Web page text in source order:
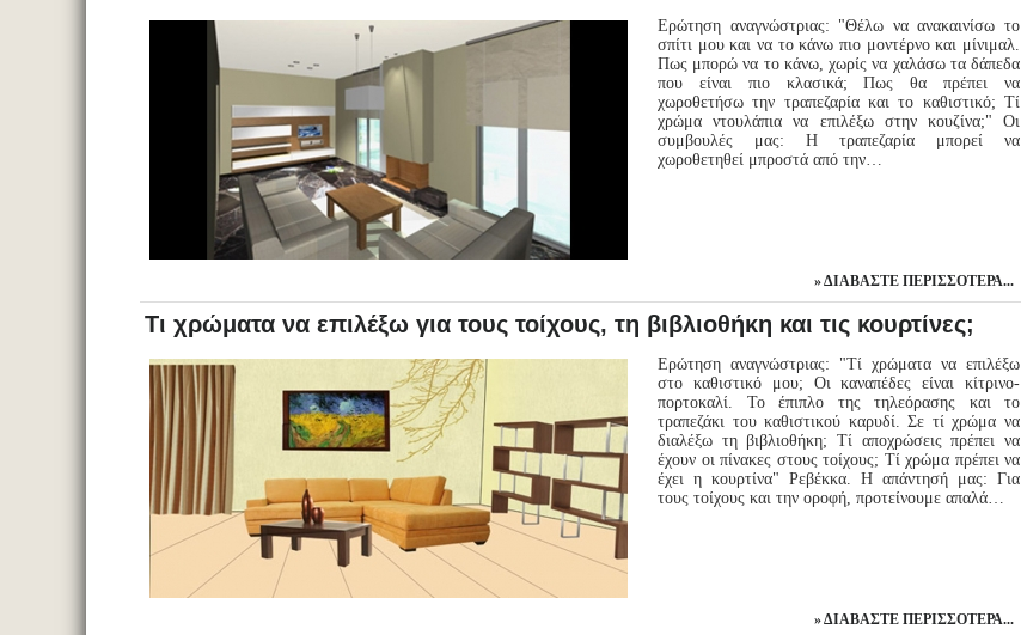
Ερώτηση αναγνώστριας: "Θέλω να ανακαινίσω το
σπίτι μου και να το κάνω πιο μοντέρνο και μίνιμαλ.
Πως μπορώ να το κάνω, χωρίς να χαλάσω τα δάπεδα
που είναι πιο κλασικά; Πως θα πρέπει να
χωροθετήσω την τραπεζαρία και το καθιστικό; Τί
χρώμα ντουλάπια να επιλέξω στην κουζίνα;" Οι
συμβουλές μας: Η τραπεζαρία μπορεί να
χωροθετηθεί μπροστά από την…
ΔΙΑΒΆΣΤΕ ΠΕΡΙΣΣΌΤΕΡΑ...
Τι χρώματα να επιλέξω για τους τοίχους, τη βιβλιοθήκη και τις κουρτίνες;
Ερώτηση αναγνώστριας: "Τί χρώματα να επιλέξω
στο καθιστικό μου; Οι καναπέδες είναι κίτρινο-
πορτοκαλί. Το έπιπλο της τηλεόρασης και το
τραπεζάκι του καθιστικού καρυδί. Σε τί χρώμα να
διαλέξω τη βιβλιοθήκη; Τί αποχρώσεις πρέπει να
έχουν οι πίνακες στους τοίχους; Τί χρώμα πρέπει να
έχει η κουρτίνα" Ρεβέκκα. Η απάντησή μας: Για
τους τοίχους και την οροφή, προτείνουμε απαλά…
ΔΙΑΒΆΣΤΕ ΠΕΡΙΣΣΌΤΕΡΑ...